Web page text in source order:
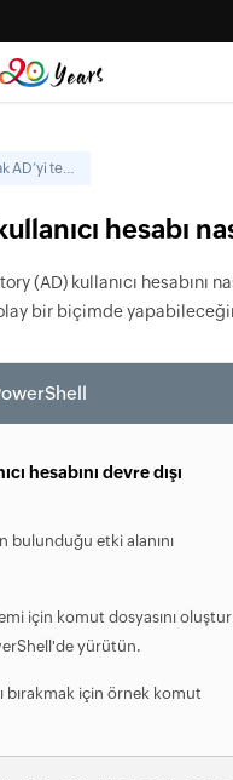
temizleme
hesabı
(AD) kullanıcı hesabını
bir biçimde
hesabını devre dışı
bulunduğu etki alanını
için komut dosyasını
yürütün.
bırakmak için örnek komut